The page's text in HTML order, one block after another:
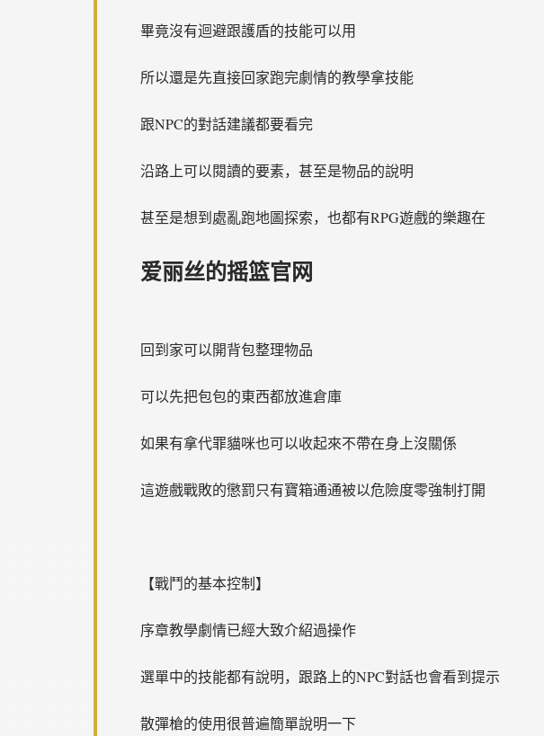
畢竟沒有迴避跟護盾的技能可以用
所以還是先直接回家跑完劇情的教學拿技能
跟NPC的對話建議都要看完
沿路上可以閱讀的要素，甚至是物品的說明
甚至是想到處亂跑地圖探索，也都有RPG遊戲的樂趣在
爱丽丝的摇篮官网
回到家可以開背包整理物品
可以先把包包的東西都放進倉庫
如果有拿代罪貓咪也可以收起來不帶在身上沒關係
這遊戲戰敗的懲罰只有寶箱通通被以危險度零強制打開
【戰鬥的基本控制】
序章教學劇情已經大致介紹過操作
選單中的技能都有說明，跟路上的NPC對話也會看到提示
散彈槍的使用很普遍簡單說明一下